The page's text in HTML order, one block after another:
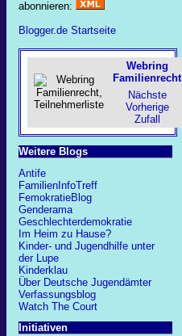
abonnieren:
Blogger.de Startseite
Webring
Familienrecht
Nächste
Vorherige
Zufall
Weitere Blogs
Antife
FamilienInfoTreff
FemokratieBlog
Genderama
Geschlechterdemokratie
Im Heim zu Hause?
Kinder- und Jugendhilfe unter
der Lupe
Kinderklau
Über Deutsche Jugendämter
Verfassungsblog
Watch The Court
Initiativen